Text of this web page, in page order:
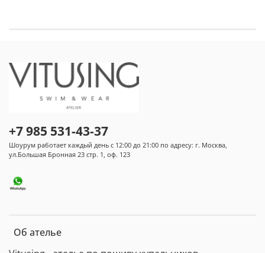
Об ателье
+7 985 531-43-37
Шоурум работает каждый день с 12:00 до 21:00 по адресу: г. Москва,
ул.Большая Бронная 23 стр. 1, оф. 123